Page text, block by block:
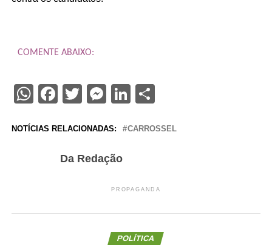
COMENTE ABAIXO:
WhatsApp
Facebook
Twitter
Messenger
LinkedIn
Share
NOTÍCIAS RELACIONADAS: CARROSSEL
Da Redação
PROPAGANDA
POLÍTICA